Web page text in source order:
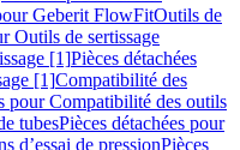
Geberit FlowFitOutils de
Outils de sertissage
[1]Pièces détachées
[1]Compatibilité des
pour Compatibilité des outils
tubesPièces détachées pour
d’essai de pressionPièces